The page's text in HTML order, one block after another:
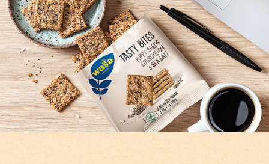
WASA TASTY BITES